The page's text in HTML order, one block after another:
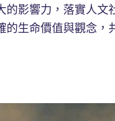
影響力，落實人文
生命價值與觀念，